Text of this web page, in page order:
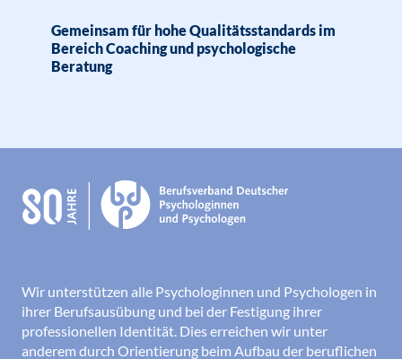
Gemeinsam für hohe Qualitätsstandards im
Bereich Coaching und psychologische
Beratung
Wir unterstützen alle Psychologinnen und Psychologen in
ihrer Berufsausübung und bei der Festigung ihrer
professionellen Identität. Dies erreichen wir unter
anderem durch Orientierung beim Aufbau der beruflichen